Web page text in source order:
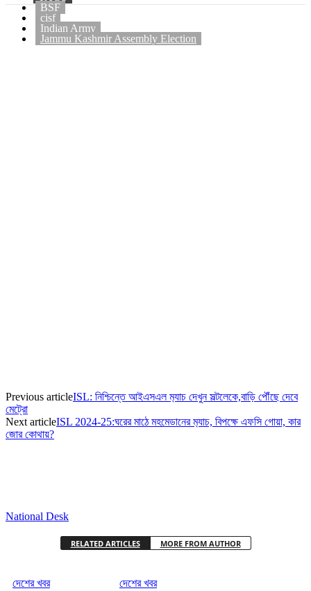
BSF
cisf
Indian Army
Jammu Kashmir Assembly Election
Previous articleISL: নিশ্চিন্তে আইএসএল ম‍্যাচ দেখুন সল্টলেকে,বাড়ি পৌঁছে দেবে
মেট্রো
Next articleISL 2024-25:ঘরের মাঠে মহমেডানের ম‍্যাচ, বিপক্ষে এফসি গোয়া, কার
জোর কোথায়?
National Desk
RELATED ARTICLES MORE FROM AUTHOR
দেশের খবর দেশের খবর